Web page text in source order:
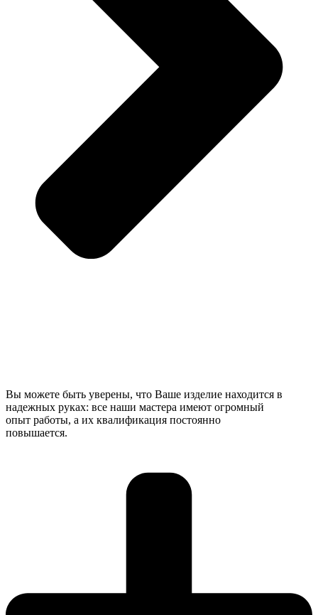
Вы можете быть уверены, что Ваше изделие находится в
надежных руках: все наши мастера имеют огромный
опыт работы, а их квалификация постоянно
повышается.